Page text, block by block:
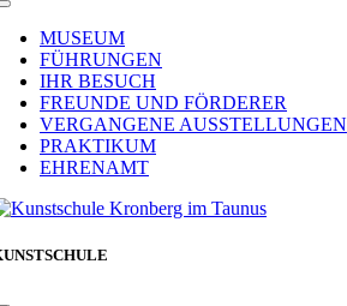
Toggle
NavigationMUSEUM
FÜHRUNGEN
IHR BESUCH
FREUNDE UND FÖRDERER
VERGANGENE AUSSTELLUNGEN
PRAKTIKUM
EHRENAMT